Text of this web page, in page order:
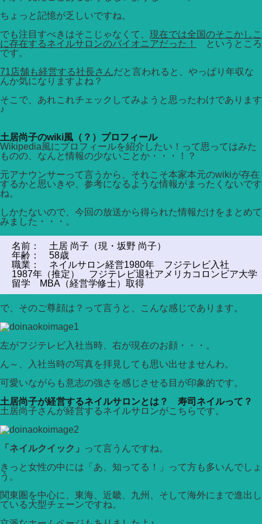
ちょっと記憶が乏しいですね。
でも注目すべきはそこじゃなくて、 現在では全国のそこかしこ
に存在するネイルサロンのパイオニアだった！
というところ
です。
71店舗も経営する社長さんだと言われると、やっぱり年収な
んか気になりますよね？
そこで、あれこれチェックしてみようと思ったわけであります
♪
土居尚子のwiki風（？）プロフィール
Wikipedia風にプロフィールを紹介したい！って思ってはみた
ものの、なんと情報の少ないことか・・・！？
元アナウンサーって言うから、それこそ本家本元のwikiが存在
するかと思いきや、参考になるような情報がまったくないです
ね。
しかたないので、今回の放送から得られた情報だけをまとめて
みました・・・。
名前： 土居 尚子（現・坂野 尚子）
年齢： 58歳
職業： ネイルサロン経営1980年 フジテレビ入社
1987年（推定） フジテレビ退社アメリカコロンビア大学
留学 MBA（経営学修士）取得
で、そのご尊顔は？って言うと、こんな感じであります。
左がフジテレビ入社当時、右が現在のお顔・・・。
ん～、入社当時の写真を拝見しても思い出せませんわ。
可愛いながらも意志の強さを感じさせる目が印象的です。
土居尚子が経営するネイルサロンとは？ 寿司ネイルって？
土居尚子さんが経営するネイルサロンがこちらです。
「ネイルクイック」
って言うんですね。
きっと女性の中には「あ、知ってる！」って方も多いんでしょ
う。
関東圏を中心に、東海、近畿、九州、そして海外にまで進出し
ている大型チェーンですね。